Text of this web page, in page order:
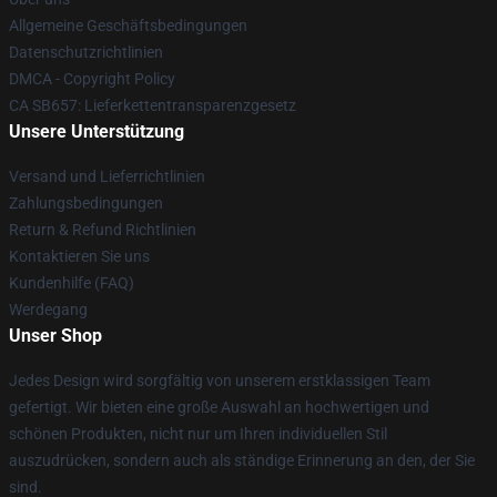
Allgemeine Geschäftsbedingungen
Datenschutzrichtlinien
DMCA - Copyright Policy
CA SB657: Lieferkettentransparenzgesetz
Unsere Unterstützung
Versand und Lieferrichtlinien
Zahlungsbedingungen
Return & Refund Richtlinien
Kontaktieren Sie uns
Kundenhilfe (FAQ)
Werdegang
Unser Shop
Jedes Design wird sorgfältig von unserem erstklassigen Team
gefertigt. Wir bieten eine große Auswahl an hochwertigen und
schönen Produkten, nicht nur um Ihren individuellen Stil
auszudrücken, sondern auch als ständige Erinnerung an den, der Sie
sind.